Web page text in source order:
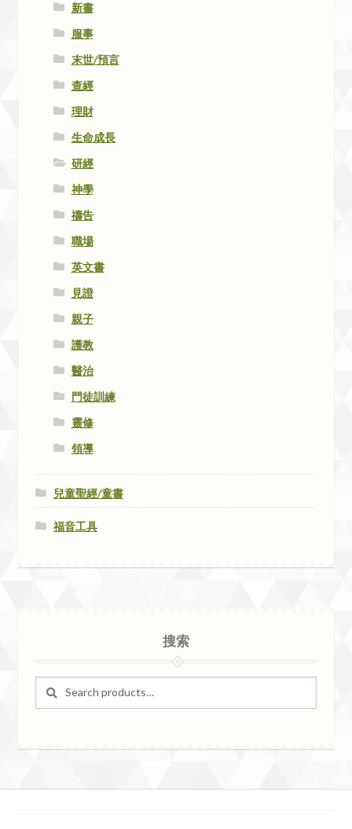
新書
服事
末世/預言
查經
理財
生命成長
研經
神學
禱告
職場
英文書
見證
親子
護教
醫治
門徒訓練
靈修
領導
兒童聖經/童書
福音工具
搜索